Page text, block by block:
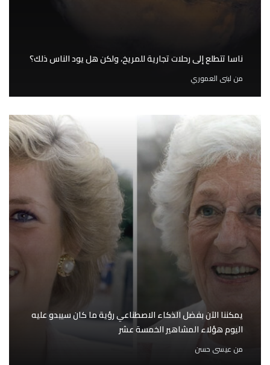
ناسا تتطلع إلى رحلات تجارية للمريخ، ولكن هل يود الناس ذلك؟
من لبنى العموري
يمكننا الآن بفضل الذكاء الاصطناعي رؤية ما كان سيبدو عليه
اليوم هؤلاء المشاهير الخمسة عشر
من عيسى حسن